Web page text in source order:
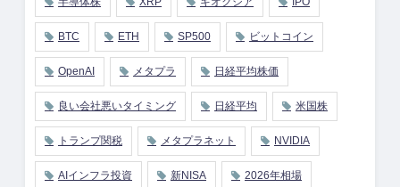
BTC ETH SP500 ビットコイン
OpenAI メタプラ 日経平均株価
良い会社悪いタイミング 日経平均 米国株
トランプ関税 メタプラネット NVIDIA
AIインフラ投資 新NISA 2026年相場